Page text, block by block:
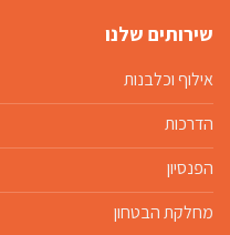
שירותים שלנו
אילוף וכלבנות
הדרכות
הפנסיון
מחלקת הבטחון